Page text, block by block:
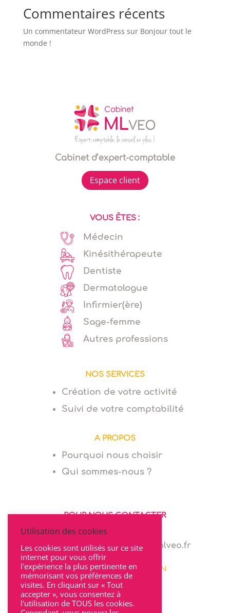
Commentaires récents
Un commentateur WordPress sur Bonjour tout le
monde !
Cabinet d’expert-comptable
Espace client
VOUS ÊTES :
Médecin
Kinésithérapeute
Dentiste
Dermatologue
Infirmier(ère)
Sage-femme
Autres professions
NOS SERVICES
Création de votre activité
Suivi de votre comptabilité
A PROPOS
Pourquoi nous choisir
Qui sommes-nous ?
POUR NOUS CONTACTER
06 64 94 03 68
marie.levionnois@cabinet-mlveo.fr
22 rue Seguin 69002 LYON
Utilisation des cookies
Les cookies sont utilisés sur ce site
internet pour vous offrir
l'expérience la plus pertinente en
mémorisant vos préférences de
visites. En cliquant sur « Tout
accepter », vous consentez à
l'utilisation de TOUS les cookies.